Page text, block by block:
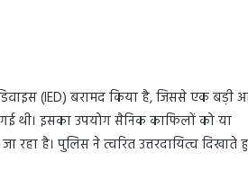
डिवाइस (IED) बरामद किया है, जिससे एक बड़ी
थी। इसका उपयोग सैनिक काफिलों को या
है। पुलिस ने त्वरित उत्तरदायित्व दिखाते